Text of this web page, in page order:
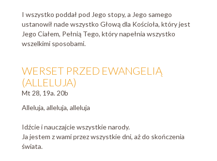
I wszystko poddał pod Jego stopy, a Jego samego
ustanowił nade wszystko Głową dla Kościoła, który jest
Jego Ciałem, Pełnią Tego, który napełnia wszystko
wszelkimi sposobami.
WERSET PRZED EWANGELIĄ
(ALLELUJA)
Mt 28, 19a. 20b
Alleluja, alleluja, alleluja
Idźcie i nauczajcie wszystkie narody.
Ja jestem z wami przez wszystkie dni, aż do skończenia
świata.